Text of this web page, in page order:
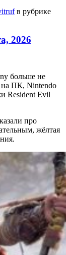
в рубрике
2026
больше не
на ПК, Nintendo
Resident Evil
про
жёлтая